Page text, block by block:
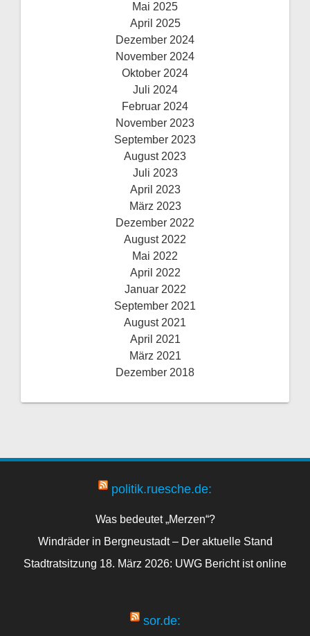
Mai 2025
April 2025
Dezember 2024
November 2024
Oktober 2024
Juli 2024
Februar 2024
November 2023
September 2023
August 2023
Juli 2023
April 2023
März 2023
Dezember 2022
August 2022
Mai 2022
April 2022
Januar 2022
September 2021
August 2021
April 2021
März 2021
Dezember 2018
politik.ruesche.de:
Was bedeutet „Merzen“?
Windräder in Bergneustadt – Der aktuelle Stand
Stadtratsitzung 18. März 2026: UWG Bericht ist online
sor.de: